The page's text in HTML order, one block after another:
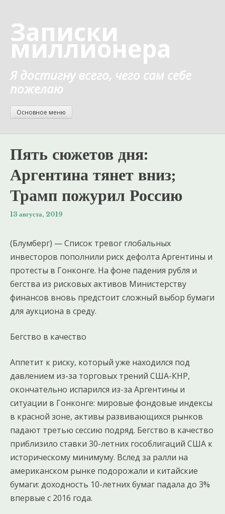
содержанию
Записки
миллионера
Я достигну всего, чего сам себе
пожелаю
Основное меню
Пять сюжетов дня:
Аргентина тянет вниз;
Трамп пожурил Россию
13 августа, 2019
(Блумберг) — Список тревог глобальных
инвесторов пополнили риск дефолта Аргентины и
протесты в Гонконге. На фоне падения рубля и
бегства из рисковых активов Министерству
финансов вновь предстоит сложный выбор бумаги
для аукциона в среду.
Бегство в качество
Аппетит к риску, который уже находился под
давлением из-за торговых трений США-КНР,
окончательно испарился из-за Аргентины и
ситуации в Гонконге: мировые фондовые индексы
в красной зоне, активы развивающихся рынков
падают третью сессию подряд. Бегство в качество
приблизило ставки 30-летних гособлигаций США к
историческому минимуму. Вслед за ралли на
американском рынке подорожали и китайские
бумаги: доходность 10-летних бумаг падала до 3%
впервые с 2016 года.